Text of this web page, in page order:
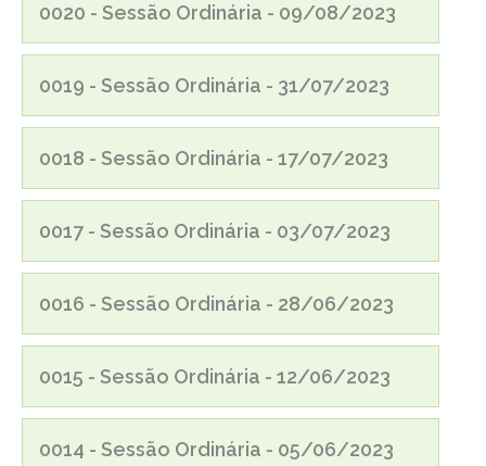
0020 - Sessão Ordinária - 09/08/2023
0019 - Sessão Ordinária - 31/07/2023
0018 - Sessão Ordinária - 17/07/2023
0017 - Sessão Ordinária - 03/07/2023
0016 - Sessão Ordinária - 28/06/2023
0015 - Sessão Ordinária - 12/06/2023
0014 - Sessão Ordinária - 05/06/2023